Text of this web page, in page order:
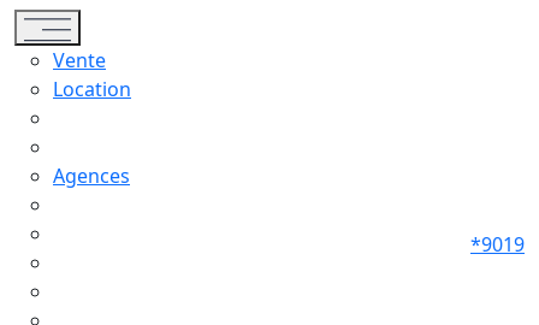
Toggle navigation
Vente
Location
Agences
*9019